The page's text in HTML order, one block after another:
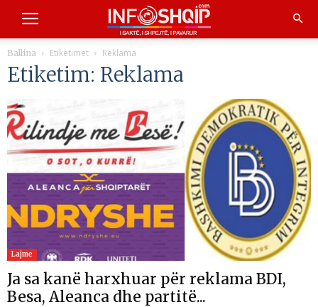
Ballina Etiketimet Reklama
Etiketim: Reklama
Lajme
Ja sa kanë harxhuar për reklama BDI,
Besa, Aleanca dhe partitë...